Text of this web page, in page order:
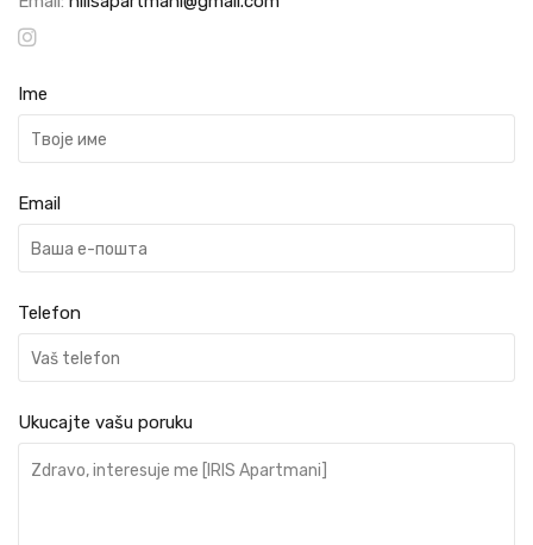
Ime
Email
Telefon
Ukucajte vašu poruku